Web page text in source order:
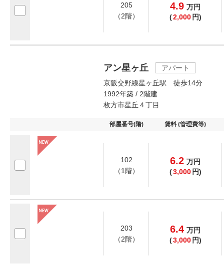
205
（2階）
4.9 万円
(2,000 円)
アン星ヶ丘
アパート
京阪交野線星ヶ丘駅 徒歩14分
1992年築 / 2階建
枚方市星丘４丁目
部屋番号(階) 賃料 (管理費等)
102
（1階）
6.2 万円
(3,000 円)
203
（2階）
6.4 万円
(3,000 円)